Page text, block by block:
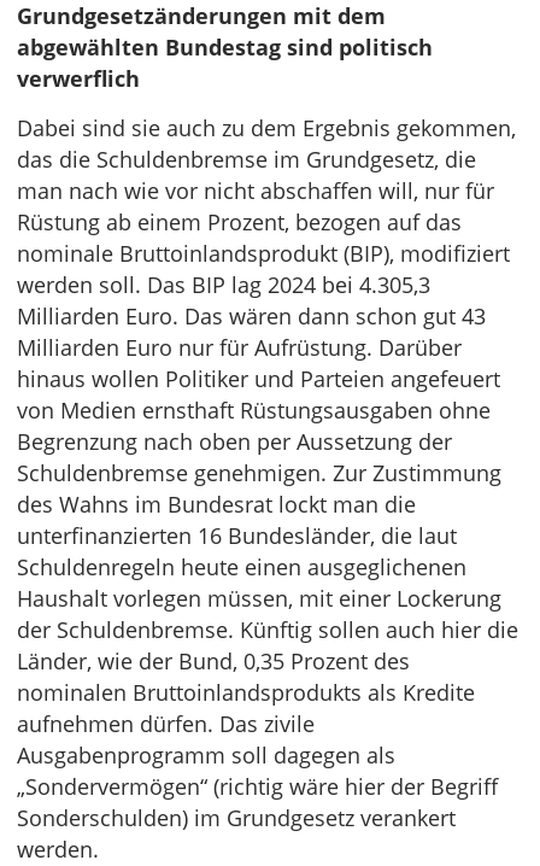
Grundgesetzänderungen mit dem
abgewählten Bundestag sind politisch
verwerflich
Dabei sind sie auch zu dem Ergebnis gekommen,
das die Schuldenbremse im Grundgesetz, die
man nach wie vor nicht abschaffen will, nur für
Rüstung ab einem Prozent, bezogen auf das
nominale Bruttoinlandsprodukt (BIP), modifiziert
werden soll. Das BIP lag 2024 bei 4.305,3
Milliarden Euro. Das wären dann schon gut 43
Milliarden Euro nur für Aufrüstung. Darüber
hinaus wollen Politiker und Parteien angefeuert
von Medien ernsthaft Rüstungsausgaben ohne
Begrenzung nach oben per Aussetzung der
Schuldenbremse genehmigen. Zur Zustimmung
des Wahns im Bundesrat lockt man die
unterfinanzierten 16 Bundesländer, die laut
Schuldenregeln heute einen ausgeglichenen
Haushalt vorlegen müssen, mit einer Lockerung
der Schuldenbremse. Künftig sollen auch hier die
Länder, wie der Bund, 0,35 Prozent des
nominalen Bruttoinlandsprodukts als Kredite
aufnehmen dürfen. Das zivile
Ausgabenprogramm soll dagegen als
„Sondervermögen“ (richtig wäre hier der Begriff
Sonderschulden) im Grundgesetz verankert
werden.